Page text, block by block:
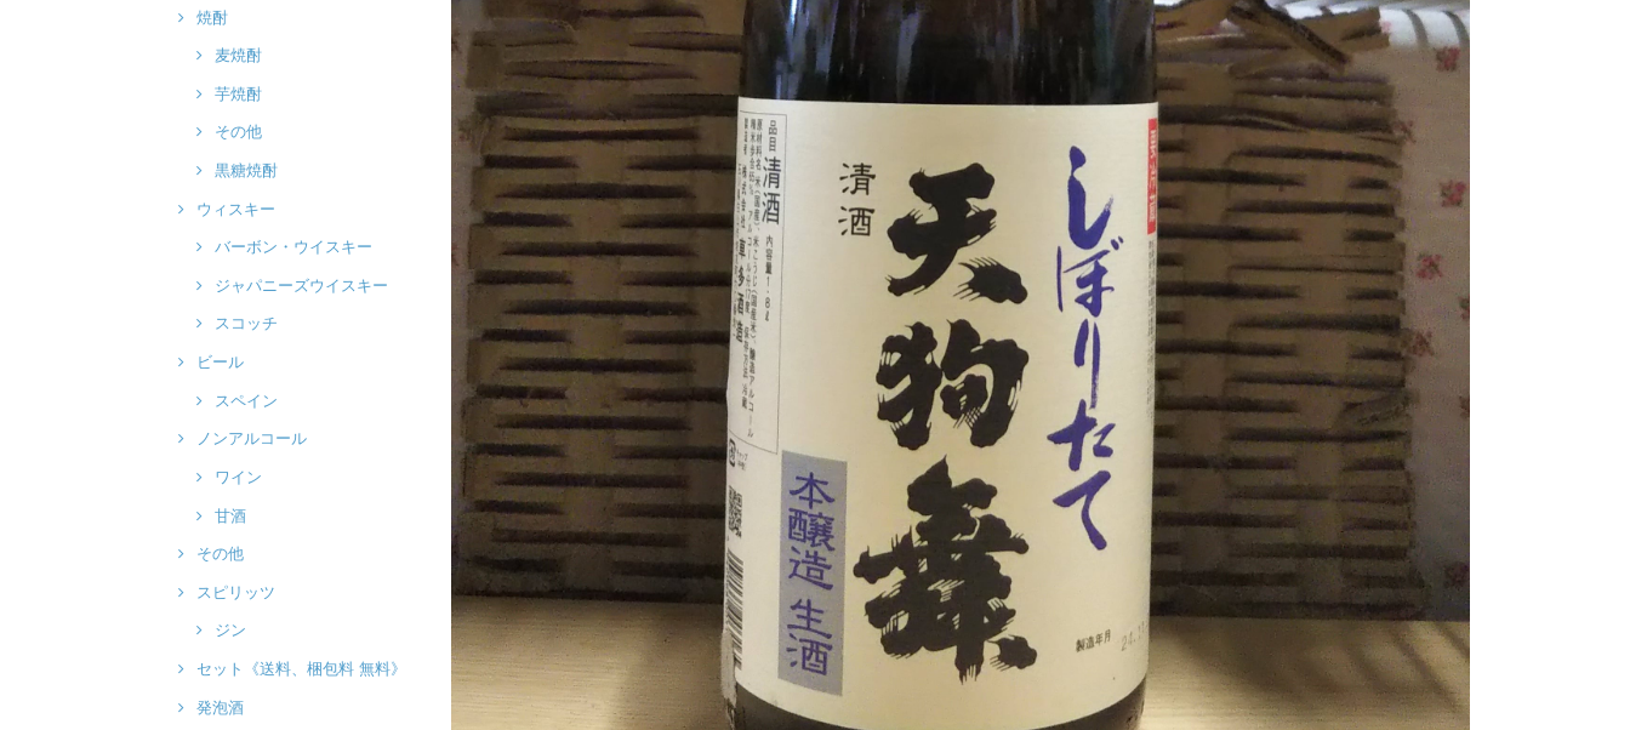
焼酎
麦焼酎
芋焼酎
その他
黒糖焼酎
ウィスキー
バーボン・ウイスキー
ジャパニーズウイスキー
スコッチ
ビール
スペイン
ノンアルコール
ワイン
甘酒
その他
スピリッツ
ジン
セット《送料、梱包料 無料》
発泡酒